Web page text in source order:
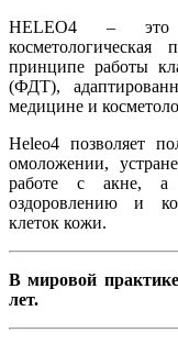
HELEO4 – это
принципе работы
(ФДТ),
медицине и
Heleo4 позволяет
омоложении,
работе с акне, а
оздоровлению и
клеток кожи.
В мировой
лет.